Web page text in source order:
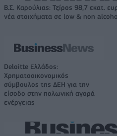
Β.Σ. Καρούλιας: Τζίρος 98,7 εκατ.
νέα στοιχήματα σε low & non
Deloitte Ελλάδος:
Χρηματοοικονομικός
σύμβουλος της ΔΕΗ για την
είσοδο στην πολωνική αγορά
ενέργειας